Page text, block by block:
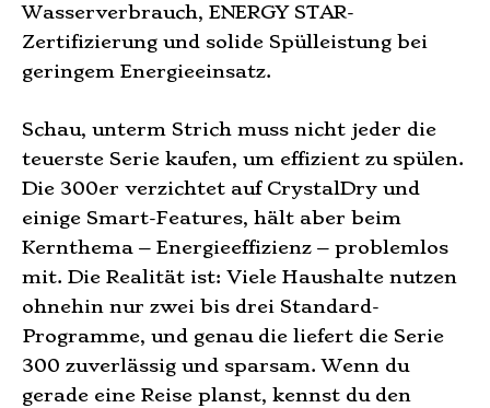
Wasserverbrauch, ENERGY STAR-
Zertifizierung und solide Spülleistung bei
geringem Energieeinsatz.
Schau, unterm Strich muss nicht jeder die
teuerste Serie kaufen, um effizient zu spülen.
Die 300er verzichtet auf CrystalDry und
einige Smart-Features, hält aber beim
Kernthema – Energieeffizienz – problemlos
mit. Die Realität ist: Viele Haushalte nutzen
ohnehin nur zwei bis drei Standard-
Programme, und genau die liefert die Serie
300 zuverlässig und sparsam. Wenn du
gerade eine Reise planst, kennst du den